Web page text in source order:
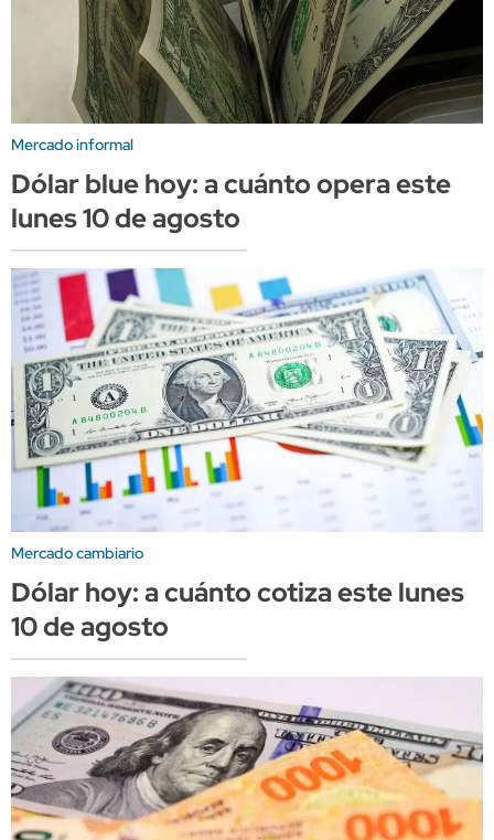
Mercado informal
Dólar blue hoy: a cuánto opera este
lunes 10 de agosto
Mercado cambiario
Dólar hoy: a cuánto cotiza este lunes
10 de agosto